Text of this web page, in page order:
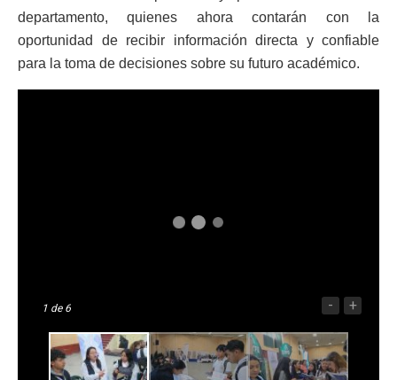
departamento, quienes ahora contarán con la
oportunidad de recibir información directa y confiable
para la toma de decisiones sobre su futuro académico.
1 de 6 - +